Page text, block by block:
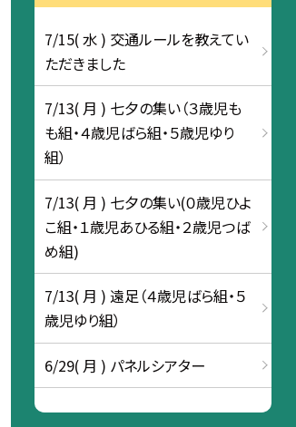
7/15( 水 ) 交通ルールを教えてい
ただきました
7/13( 月 ) 七夕の集い（３歳児も
も組・４歳児ばら組・５歳児ゆり
組）
7/13( 月 ) 七夕の集い(０歳児ひよ
こ組・１歳児あひる組・２歳児つば
め組)
7/13( 月 ) 遠足（４歳児ばら組・５
歳児ゆり組）
6/29( 月 ) パネルシアター